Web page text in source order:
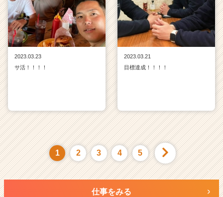
2023.03.23
サ活！！！！
2023.03.21
目標達成！！！！
1 2 3 4 5
仕事をみる